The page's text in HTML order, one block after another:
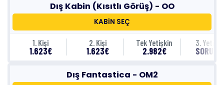
Dış Kabin (Kısıtlı Görüş) - OO
KABİN SEÇ
1. Kişi
1.623€
2. Kişi
1.623€
Tek Yetişkin
2.982€
3.
Dış Fantastica - OM2